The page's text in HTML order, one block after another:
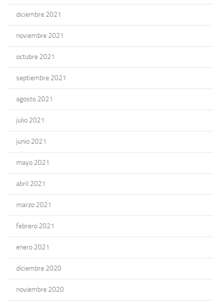
diciembre 2021
noviembre 2021
octubre 2021
septiembre 2021
agosto 2021
julio 2021
junio 2021
mayo 2021
abril 2021
marzo 2021
febrero 2021
enero 2021
diciembre 2020
noviembre 2020